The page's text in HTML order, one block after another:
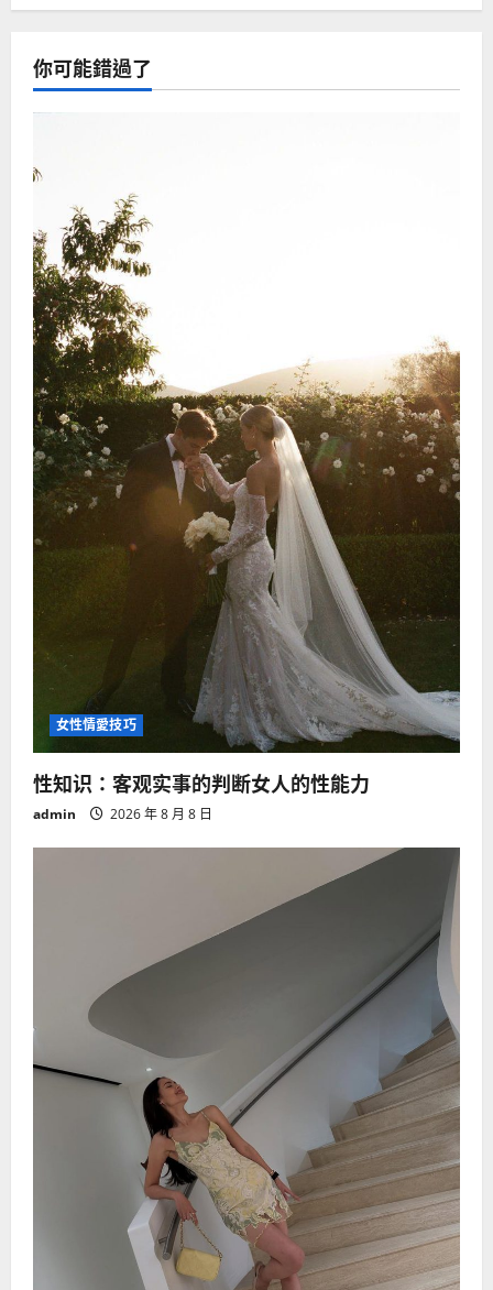
你可能錯過了
女性情愛技巧
性知识：客观实事的判断女人的性能力
admin 2026 年 8 月 8 日